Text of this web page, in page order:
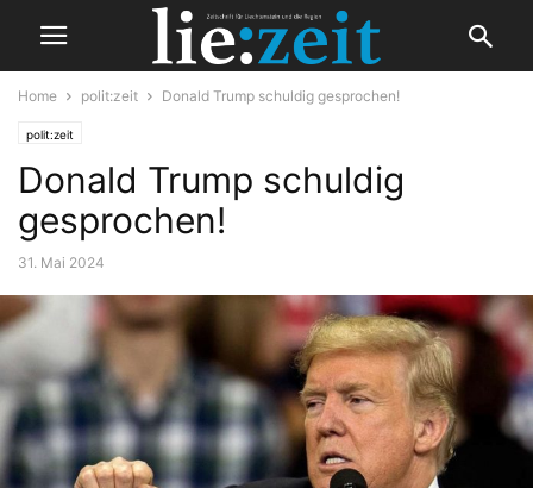
Home polit:zeit Donald Trump schuldig gesprochen!
polit:zeit
Donald Trump schuldig
gesprochen!
31. Mai 2024